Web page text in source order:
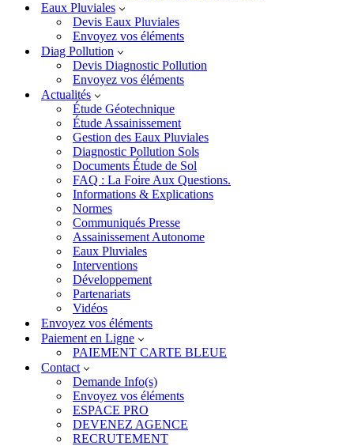
Eaux Pluviales
Devis Eaux Pluviales
Envoyez vos éléments
Diag Pollution
Devis Diagnostic Pollution
Envoyez vos éléments
Actualités
Étude Géotechnique
Étude Assainissement
Gestion des Eaux Pluviales
Diagnostic Pollution Sols
Documents Étude de Sol
FAQ : La Foire Aux Questions.
Informations & Explications
Normes
Communiqués Presse
Assainissement Autonome
Eaux Pluviales
Interventions
Développement
Partenariats
Vidéos
Envoyez vos éléments
Paiement en Ligne
PAIEMENT CARTE BLEUE
Contact
Demande Info(s)
Envoyez vos éléments
ESPACE PRO
DEVENEZ AGENCE
RECRUTEMENT